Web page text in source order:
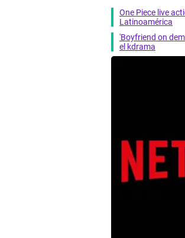
One Piece live
Latinoamérica
'Boyfriend on
el kdrama